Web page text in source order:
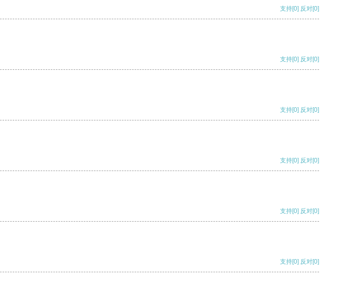
支持[0] 反对[0]
支持[0] 反对[0]
支持[0] 反对[0]
支持[0] 反对[0]
支持[0] 反对[0]
支持[0] 反对[0]